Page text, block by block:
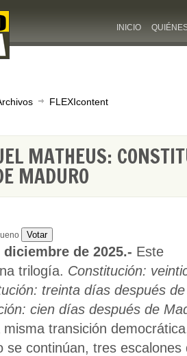
INICIO
FLEXIcontent
MATHEUS:
MADURO
diciembre de 2025.- Este
trilogía. Constitución:
treinta días después
cien días después de
transición
se continúan, tres escalones